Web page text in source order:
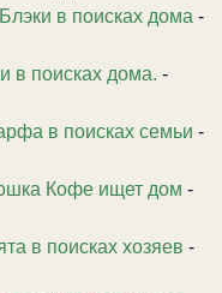
в поисках дома -
в поисках дома. -
в поисках семьи -
Кофе ищет дом -
в поисках хозяев -